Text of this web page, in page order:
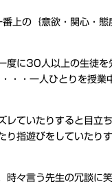
上の｛意欲・関心・態
度に30人以上の生徒を
・・一人ひとりを授業
レていたりすると目立
指遊びをしていたり
々言う先生の冗談に